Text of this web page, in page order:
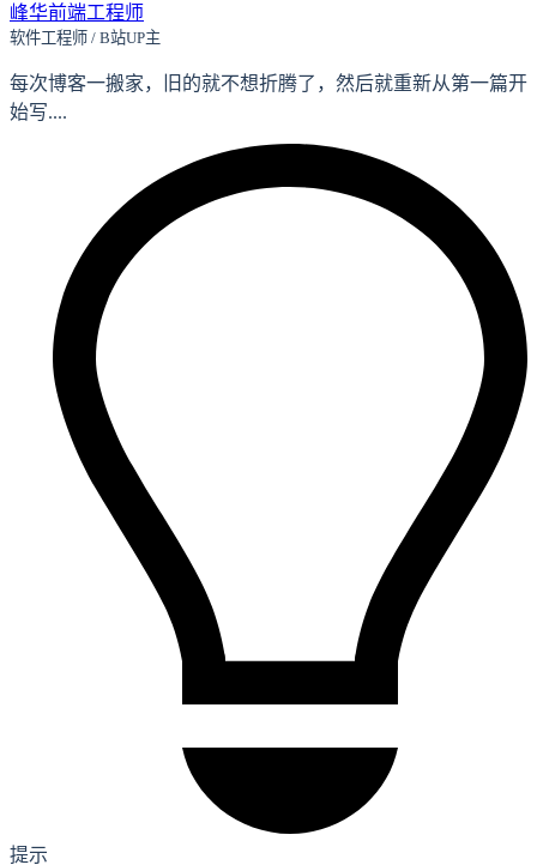
峰华前端工程师
软件工程师 / B站UP主
每次博客一搬家，旧的就不想折腾了，然后就重新从第一篇开
始写....
提示